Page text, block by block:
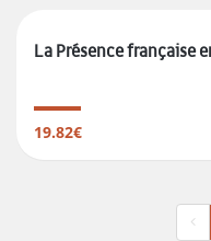
La Présence française
19.82€